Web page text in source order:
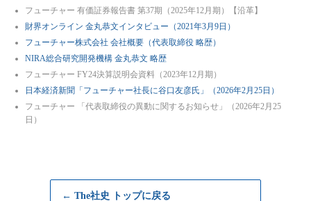
フューチャー 有価証券報告書 第37期（2025年12月期）【沿革】
財界オンライン 金丸恭文インタビュー（2021年3月9日）
フューチャー株式会社 会社概要（代表取締役 略歴）
NIRA総合研究開発機構 金丸恭文 略歴
フューチャー FY24決算説明会資料（2023年12月期）
日本経済新聞「フューチャー社長に谷口友彦氏」（2026年2月25日）
フューチャー 「代表取締役の異動に関するお知らせ」（2026年2月25
日）
← The社史 トップに戻る